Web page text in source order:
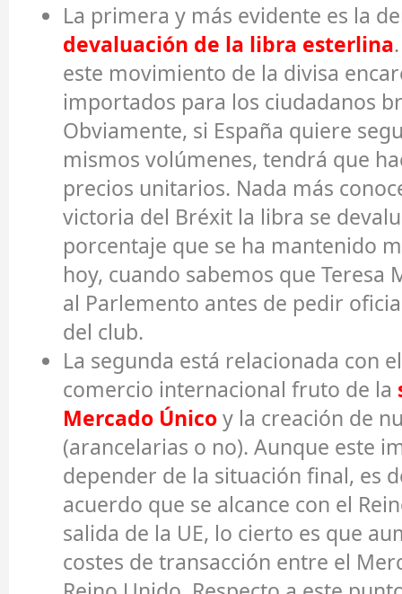
La primera y más evidente es la
devaluación de la libra esterlina
este movimiento de la divisa
importados para los ciudadanos
Obviamente, si España quiere
mismos volúmenes, tendrá que
precios unitarios. Nada más
victoria del Bréxit la libra se
porcentaje que se ha mantenido
hoy, cuando sabemos que Teresa
al Parlemento antes de pedir
del club.
La segunda está relacionada con
comercio internacional fruto de la
Mercado Únicoy la creación de
(arancelarias o no). Aunque este
depender de la situación final, es
acuerdo que se alcance con el
salida de la UE, lo cierto es que
costes de transacción entre el